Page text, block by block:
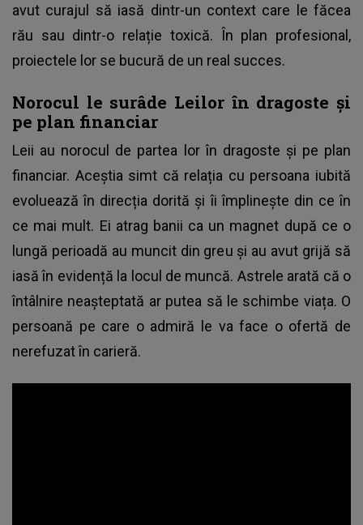
avut curajul să iasă dintr-un context care le făcea
rău sau dintr-o relație toxică. În plan profesional,
proiectele lor se bucură de un real succes.
Norocul le surâde Leilor în dragoste și
pe plan financiar
Leii au norocul de partea lor în dragoste și pe plan
financiar. Aceștia simt că relația cu persoana iubită
evoluează în direcția dorită și îi împlinește din ce în
ce mai mult. Ei atrag banii ca un magnet după ce o
lungă perioadă au muncit din greu și au avut grijă să
iasă în evidență la locul de muncă. Astrele arată că o
întâlnire neașteptată ar putea să le schimbe viața. O
persoană pe care o admiră le va face o ofertă de
nerefuzat în carieră.